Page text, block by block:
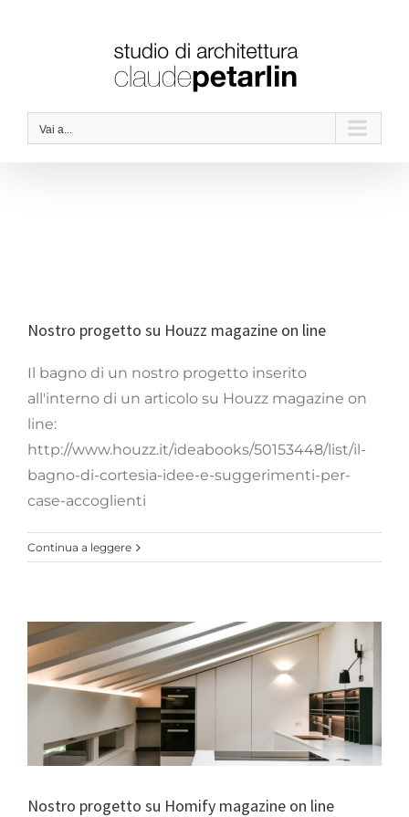
Vai a...
Nostro progetto su Houzz magazine on line
Il bagno di un nostro progetto inserito
all'interno di un articolo su Houzz magazine on
line:
http://www.houzz.it/ideabooks/50153448/list/il-
bagno-di-cortesia-idee-e-suggerimenti-per-
case-accoglienti
Continua a leggere
Nostro progetto su
Homify magazine on
line
Nostro progetto su Homify magazine on line